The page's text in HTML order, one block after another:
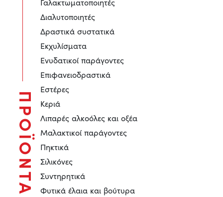
ΠΡΟΪΟΝΤΑ
Διαλυτοποιητές
Δραστικά συστατικά
Εκχυλίσματα
Ενυδατικοί παράγοντες
Επιφανειοδραστικά
Εστέρες
Κεριά
Λιπαρές αλκοόλες και οξέα
Μαλακτικοί παράγοντες
Πηκτικά
Σιλικόνες
Συντηρητικά
Φυτικά έλαια και βούτυρα